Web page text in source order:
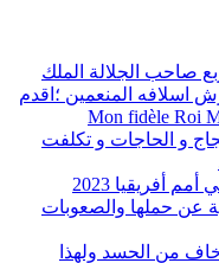
الغالية 25سنة لتربع صاحب الجلالة الملك
المنعمين ؛اقدم
و الحاجات و تكلفت
أفريقيا 2023
عن حملها والصعوبات
أخاف من الحسد ولهذا